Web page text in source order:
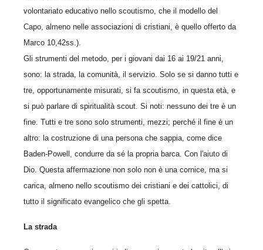
volontariato educativo nello scoutismo, che il modello del
Capo, almeno nelle associazioni di cristiani, è quello offerto da
Marco 10,42ss.).
Gli strumenti del metodo, per i giovani dai 16 ai 19/21 anni,
sono: la strada, la comunità, il servizio. Solo se si danno tutti e
tre, opportunamente misurati, si fa scoutismo, in questa età, e
si può parlare di spiritualità scout. Si noti: nessuno dei tre è un
fine. Tutti e tre sono solo strumenti, mezzi; perché il fine è un
altro: la costruzione di una persona che sappia, come dice
Baden-Powell, condurre da sé la propria barca. Con l'aiuto di
Dio. Questa affermazione non solo non è una cornice, ma si
carica, almeno nello scoutismo dei cristiani e dei cattolici, di
tutto il significato evangelico che gli spetta.
La strada